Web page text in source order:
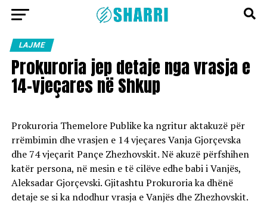
LAJME
Prokuroria jep detaje nga vrasja e
14-vjeçares në Shkup
Prokuroria Themelore Publike ka ngritur aktakuzë për
rrëmbimin dhe vrasjen e 14 vjeçares Vanja Gjorçevska
dhe 74 vjeçarit Pançe Zhezhovskit. Në akuzë përfshihen
katër persona, në mesin e të cilëve edhe babi i Vanjës,
Aleksadar Gjorçevski. Gjitashtu Prokuroria ka dhënë
detaje se si ka ndodhur vrasja e Vanjës dhe Zhezhovskit.